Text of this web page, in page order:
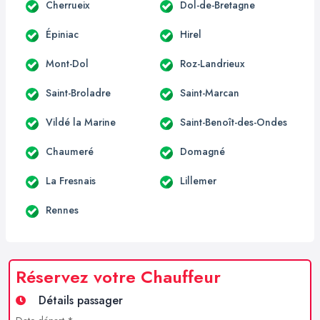
Cherrueix Dol-de-Bretagne
Épiniac Hirel
Mont-Dol Roz-Landrieux
Saint-Broladre Saint-Marcan
Vildé la Marine Saint-Benoît-des-Ondes
Chaumeré Domagné
La Fresnais Lillemer
Rennes
Réservez votre Chauffeur
Détails passager